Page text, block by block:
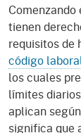
Comenzando
tienen
requisitos de
código
los cuales
límites
aplican
significa que